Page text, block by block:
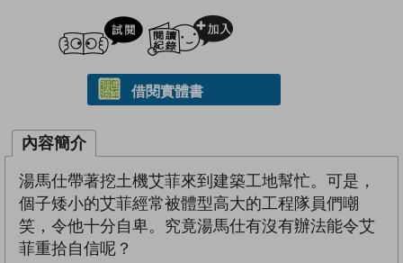
試閲
借閱實體書
內容簡介
湯馬仕帶著挖土機艾菲來到建築工地幫忙。可是，
個子矮小的艾菲經常被體型高大的工程隊員們嘲
笑，令他十分自卑。究竟湯馬仕有沒有辦法能令艾
菲重拾自信呢？